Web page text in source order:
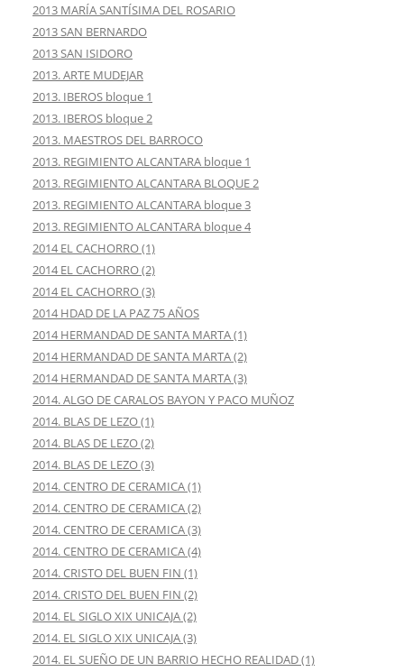
2013 MARÍA SANTÍSIMA DEL ROSARIO
2013 SAN BERNARDO
2013 SAN ISIDORO
2013. ARTE MUDEJAR
2013. IBEROS bloque 1
2013. IBEROS bloque 2
2013. MAESTROS DEL BARROCO
2013. REGIMIENTO ALCANTARA bloque 1
2013. REGIMIENTO ALCANTARA BLOQUE 2
2013. REGIMIENTO ALCANTARA bloque 3
2013. REGIMIENTO ALCANTARA bloque 4
2014 EL CACHORRO (1)
2014 EL CACHORRO (2)
2014 EL CACHORRO (3)
2014 HDAD DE LA PAZ 75 AÑOS
2014 HERMANDAD DE SANTA MARTA (1)
2014 HERMANDAD DE SANTA MARTA (2)
2014 HERMANDAD DE SANTA MARTA (3)
2014. ALGO DE CARALOS BAYON Y PACO MUÑOZ
2014. BLAS DE LEZO (1)
2014. BLAS DE LEZO (2)
2014. BLAS DE LEZO (3)
2014. CENTRO DE CERAMICA (1)
2014. CENTRO DE CERAMICA (2)
2014. CENTRO DE CERAMICA (3)
2014. CENTRO DE CERAMICA (4)
2014. CRISTO DEL BUEN FIN (1)
2014. CRISTO DEL BUEN FIN (2)
2014. EL SIGLO XIX UNICAJA (2)
2014. EL SIGLO XIX UNICAJA (3)
2014. EL SUEÑO DE UN BARRIO HECHO REALIDAD (1)